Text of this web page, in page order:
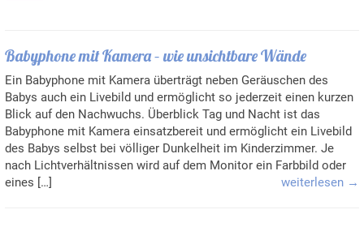
Babyphone mit Kamera – wie unsichtbare Wände
Ein Babyphone mit Kamera überträgt neben Geräuschen des
Babys auch ein Livebild und ermöglicht so jederzeit einen kurzen
Blick auf den Nachwuchs. Überblick Tag und Nacht ist das
Babyphone mit Kamera einsatzbereit und ermöglicht ein Livebild
des Babys selbst bei völliger Dunkelheit im Kinderzimmer. Je
nach Lichtverhältnissen wird auf dem Monitor ein Farbbild oder
eines […]
weiterlesen →